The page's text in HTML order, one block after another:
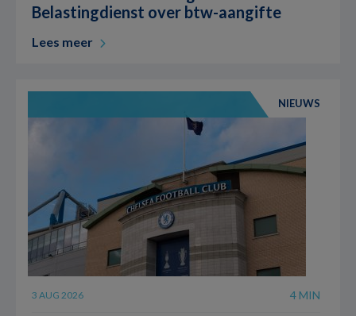
Belastingdienst over btw-aangifte
Lees meer
NIEUWS
3 AUG 2026 4 MIN